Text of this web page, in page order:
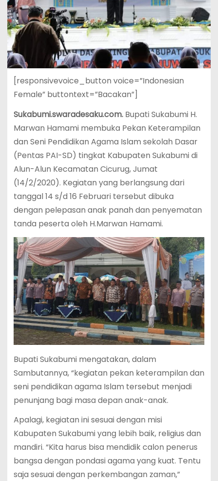
[responsivevoice_button voice=”Indonesian
Female” buttontext=”Bacakan”]
Sukabumi.swaradesaku.com. Bupati Sukabumi H.
Marwan Hamami membuka Pekan Keterampilan
dan Seni Pendidikan Agama Islam sekolah Dasar
(Pentas PAI-SD) tingkat Kabupaten Sukabumi di
Alun-Alun Kecamatan Cicurug, Jumat
(14/2/2020). Kegiatan yang berlangsung dari
tanggal 14 s/d 16 Februari tersebut dibuka
dengan pelepasan anak panah dan penyematan
tanda peserta oleh H.Marwan Hamami.
Bupati Sukabumi mengatakan, dalam
Sambutannya, “kegiatan pekan keterampilan dan
seni pendidikan agama Islam tersebut menjadi
penunjang bagi masa depan anak-anak.
Apalagi, kegiatan ini sesuai dengan misi
Kabupaten Sukabumi yang lebih baik, religius dan
mandiri. “Kita harus bisa mendidik calon penerus
bangsa dengan pondasi agama yang kuat. Tentu
saja sesuai dengan perkembangan zaman,”